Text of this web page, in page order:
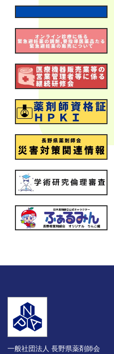
一般社団法人 長野県薬剤師会